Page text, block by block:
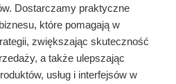
Dostarczamy praktyczne
które pomagają w
zwiększając skuteczność
a także ulepszając
usług i interfejsów w